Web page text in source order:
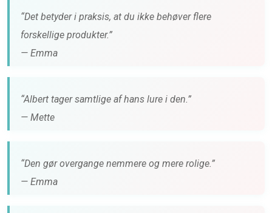
“Det betyder i praksis, at du ikke behøver flere
forskellige produkter.”
— Emma
“Albert tager samtlige af hans lure i den.”
— Mette
“Den gør overgange nemmere og mere rolige.”
— Emma